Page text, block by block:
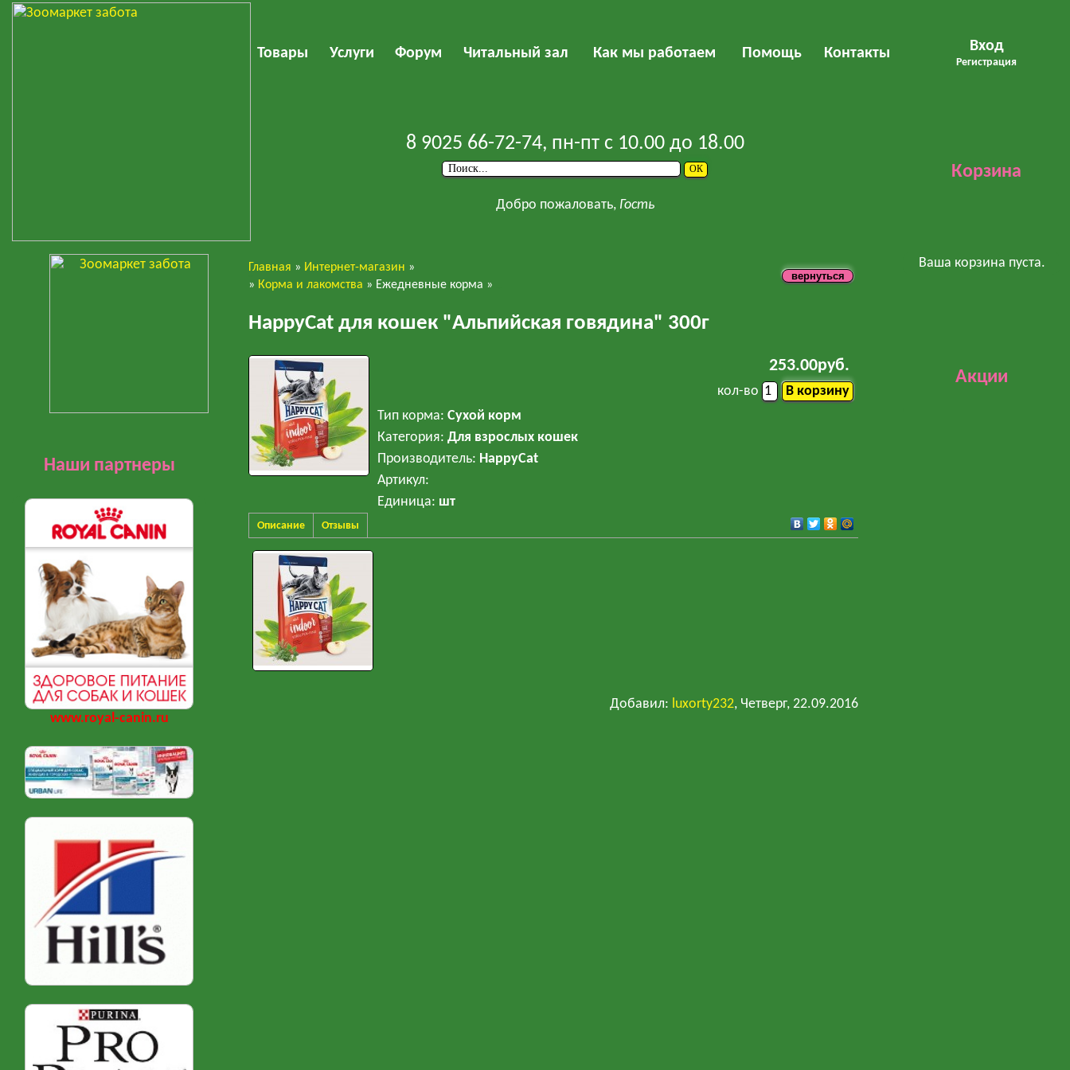
Товары Услуги Форум Читальный зал Как мы работаем Помощь Контакты Вход
Регистрация
8 9025 66-72-74, пн-пт с 10.00 до 18.00
Добро пожаловать, Гость
Корзина
Наши партнеры
www.royal-canin.ru
Ваша корзина пуста.
Акции
Главная » Интернет-магазин »
» Корма и лакомства » Ежедневные корма »
HappyCat для кошек "Альпийская говядина" 300г
253.00руб.
кол-во
Тип корма: Сухой корм
Категория: Для взрослых кошек
Производитель: HappyCat
Артикул:
Единица: шт
Описание Отзывы
Добавил: luxorty232, Четверг, 22.09.2016